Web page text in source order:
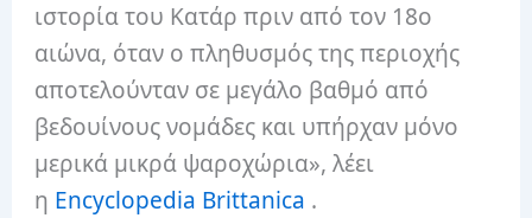
ιστορία του Κατάρ πριν από τον 18ο
αιώνα, όταν ο πληθυσμός της περιοχής
αποτελούνταν σε μεγάλο βαθμό από
βεδουίνους νομάδες και υπήρχαν μόνο
μερικά μικρά ψαροχώρια», λέει
η Encyclopedia Brittanica .